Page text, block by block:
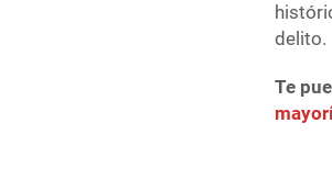
delito.
Te